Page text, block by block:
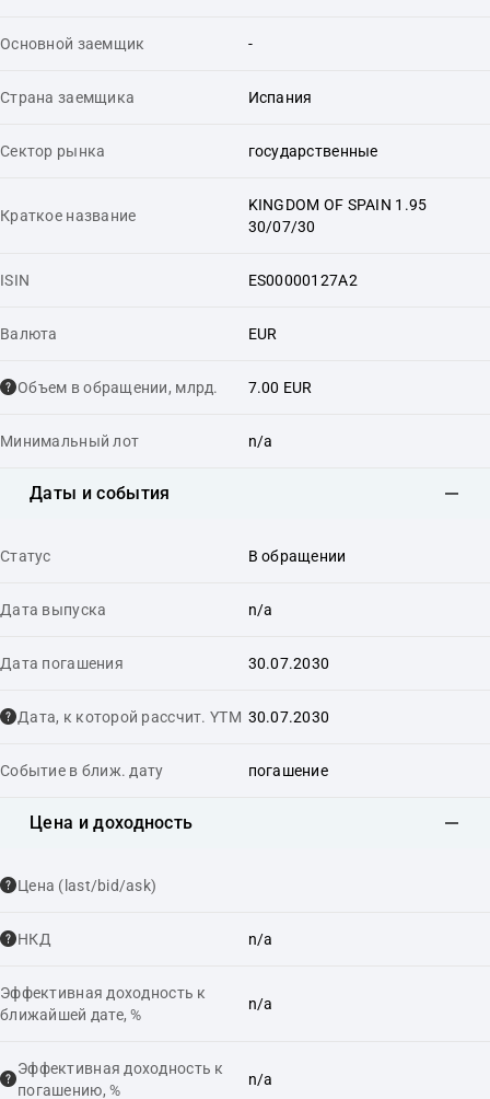
Основной заемщик -
Страна заемщика Испания
Сектор рынка государственные
Краткое название
KINGDOM OF SPAIN 1.95
30/07/30
ISIN ES00000127A2
Валюта EUR
Объем в обращении, млрд. 7.00 EUR
Минимальный лот n/a
Даты и события
Статус В обращении
Дата выпуска n/a
Дата погашения 30.07.2030
Дата, к которой рассчит. YTM 30.07.2030
Событие в ближ. дату погашение
Цена и доходность
Цена (last/bid/ask)
НКД n/a
Эффективная доходность к
ближайшей дате, %
n/a
Эффективная доходность к
погашению, %
n/a